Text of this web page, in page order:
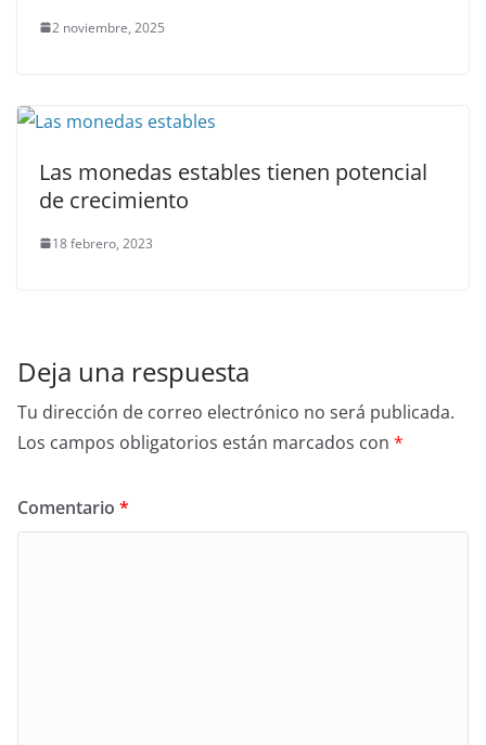
2 noviembre, 2025
Las monedas estables tienen potencial
de crecimiento
18 febrero, 2023
Deja una respuesta
Tu dirección de correo electrónico no será publicada.
Los campos obligatorios están marcados con *
Comentario *